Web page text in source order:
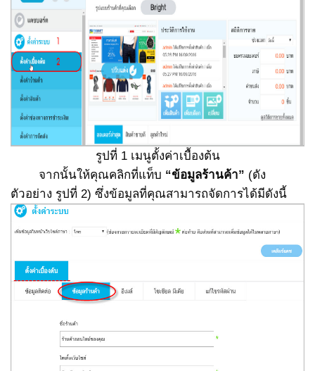
รูปที่ 1 เมนูตั้งค่าเบื้องต้น
จากนั้นให้คุณคลิกที่แท็บ “ข้อมูลร้านค้า” (ดัง
ตัวอย่าง รูปที่ 2) ซึ่งข้อมูลที่คุณสามารถจัดการได้มีดังนี้